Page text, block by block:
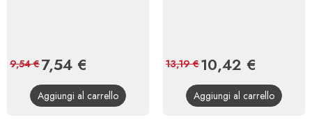
Prezzo
7,54 €
base
9,54 €
Aggiungi al carrello
Prezzo
10,42 €
base
13,19 €
Aggiungi al carrello